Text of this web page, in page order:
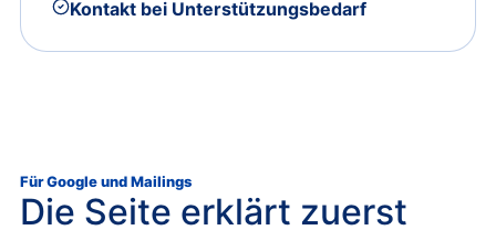
Kontakt bei Unterstützungsbedarf
Für Google und Mailings
Die Seite erklärt zuerst